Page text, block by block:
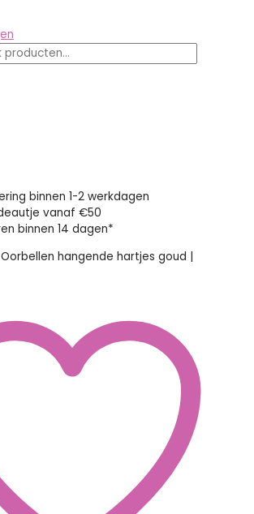
binnen 1-2 werkdagen
vanaf €50
binnen 14 dagen*
hangende hartjes goud |